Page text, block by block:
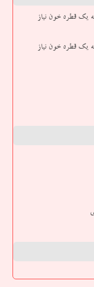
فقط به یک قطره خون نیاز
فقط به یک قطره خون نیاز